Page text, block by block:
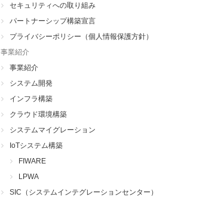
セキュリティへの取り組み
パートナーシップ構築宣言
プライバシーポリシー（個人情報保護方針）
事業紹介
事業紹介
システム開発
インフラ構築
クラウド環境構築
システムマイグレーション
IoTシステム構築
FIWARE
LPWA
SIC（システムインテグレーションセンター）